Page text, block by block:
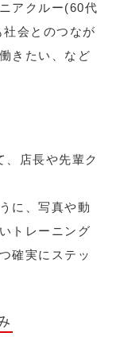
アクルー(60代
会とのつなが
きたい、など
、店長や先輩ク
に、写真や動
トレーニング
確実にステッ